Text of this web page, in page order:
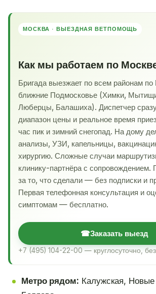
МОСКВА · ВЫЕЗДНАЯ ВЕТПОМОЩЬ
Как мы работаем по
Бригада выезжает по всем районам
ближние Подмосковье (Химки,
Люберцы, Балашиха). Диспетчер
диапазон цены и реальное время
час пик и зимний снегопад. На дому
анализы, УЗИ, капельницы,
хирургию. Сложные случаи
клинику-партнёра с сопровождением.
за то, что сделали — без подписки и
Первая телефонная консультация и
симптомам — бесплатно.
☎Заказать выезд
+7 (495) 104-22-00 — круглосуточно,
Метро рядом: Калужская,